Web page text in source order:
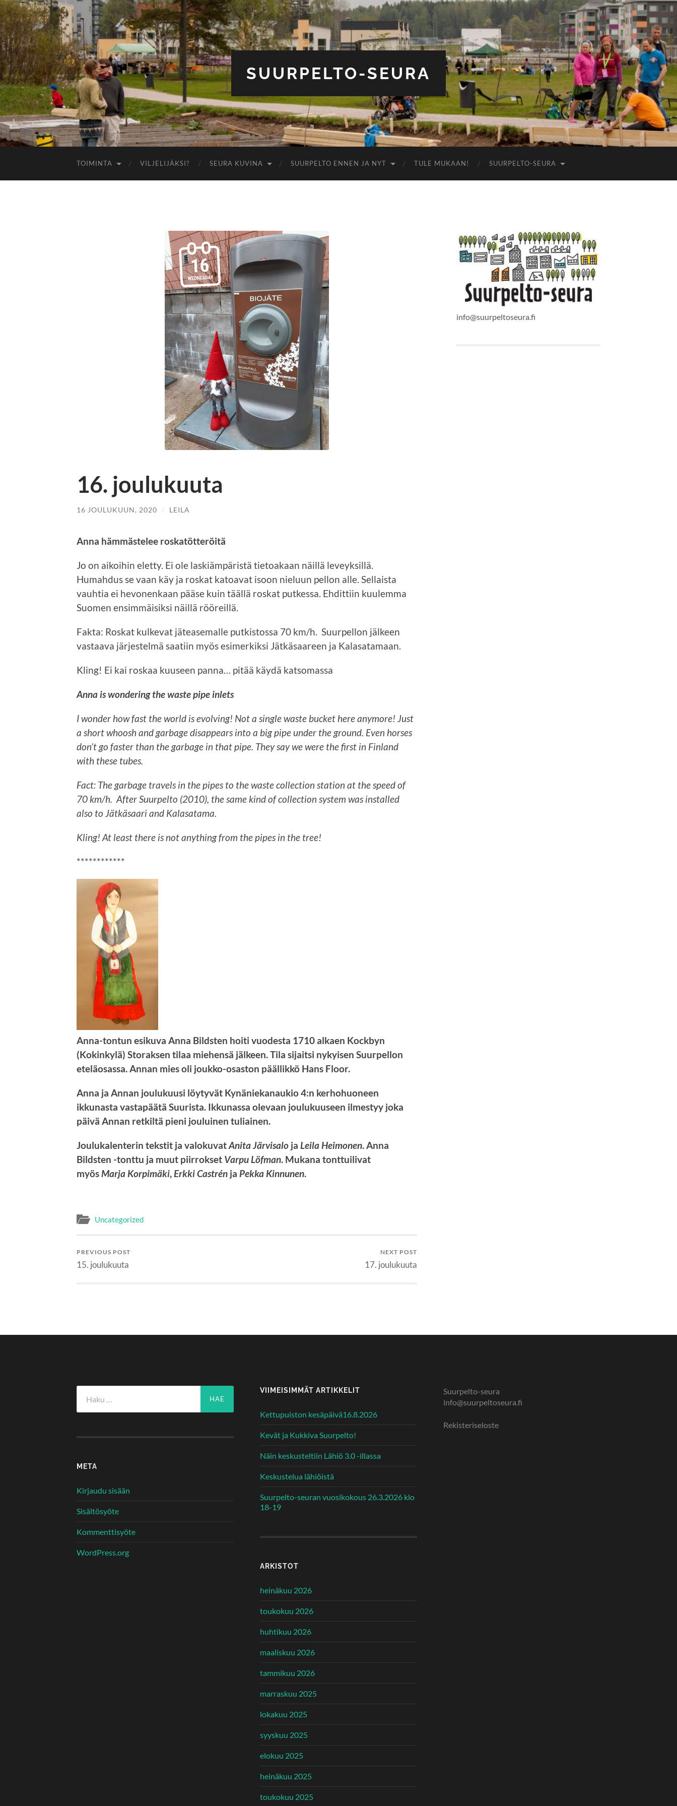
SUURPELTO-SEURA
TOIMINTA VILJELIJÄKSI? SEURA KUVINA SUURPELTO ENNEN JA NYT TULE MUKAAN! SUURPELTO-SEURA
16. joulukuuta
16 JOULUKUUN, 2020 / LEILA
Anna hämmästelee roskatötteröitä
Jo on aikoihin eletty. Ei ole laskiämpäristä tietoakaan näillä leveyksillä.
Humahdus se vaan käy ja roskat katoavat isoon nieluun pellon alle. Sellaista
vauhtia ei hevonenkaan pääse kuin täällä roskat putkessa. Ehdittiin kuulemma
Suomen ensimmäisiksi näillä rööreillä.
Fakta: Roskat kulkevat jäteasemalle putkistossa 70 km/h. Suurpellon jälkeen
vastaava järjestelmä saatiin myös esimerkiksi Jätkäsaareen ja Kalasatamaan.
Kling! Ei kai roskaa kuuseen panna… pitää käydä katsomassa
Anna is wondering the waste pipe inlets
I wonder how fast the world is evolving! Not a single waste bucket here anymore! Just
a short whoosh and garbage disappears into a big pipe under the ground. Even horses
don’t go faster than the garbage in that pipe. They say we were the first in Finland
with these tubes.
Fact: The garbage travels in the pipes to the waste collection station at the speed of
70 km/h. After Suurpelto (2010), the same kind of collection system was installed
also to Jätkäsaari and Kalasatama.
Kling! At least there is not anything from the pipes in the tree!
************
Anna-tontun esikuva Anna Bildsten hoiti vuodesta 1710 alkaen Kockbyn
(Kokinkylä) Storaksen tilaa miehensä jälkeen. Tila sijaitsi nykyisen Suurpellon
eteläosassa. Annan mies oli joukko-osaston päällikkö Hans Floor.
Anna ja Annan joulukuusi löytyvät Kynäniekanaukio 4:n kerhohuoneen
ikkunasta vastapäätä Suurista. Ikkunassa olevaan joulukuuseen ilmestyy joka
päivä Annan retkiltä pieni jouluinen tuliainen.
Joulukalenterin tekstit ja valokuvatAnita Järvisalo ja Leila Heimonen. Anna
Bildsten -tonttu ja muut piirrokset Varpu Löfman. Mukana tonttuilivat
myösMarja Korpimäki,Erkki Castrén ja Pekka Kinnunen.
Uncategorized
PREVIOUS POST
15. joulukuuta
NEXT POST
17. joulukuuta
info@suurpeltoseura.fi
META
Kirjaudu sisään
Sisältösyöte
Kommenttisyöte
WordPress.org
VIIMEISIMMÄT ARTIKKELIT
Kettupuiston kesäpäivä16.8.2026
Kevät ja Kukkiva Suurpelto!
Näin keskusteltiin Lähiö 3.0 -illassa
Keskustelua lähiöistä
Suurpelto-seuran vuosikokous 26.3.2026 klo
18-19
ARKISTOT
heinäkuu 2026
toukokuu 2026
huhtikuu 2026
maaliskuu 2026
tammikuu 2026
marraskuu 2025
lokakuu 2025
syyskuu 2025
elokuu 2025
heinäkuu 2025
toukokuu 2025
Suurpelto-seura
info@suurpeltoseura.fi
Rekisteriseloste